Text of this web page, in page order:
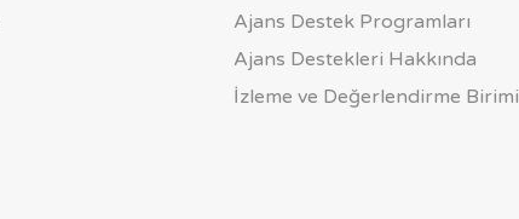
Ajans Destek Programları
Ajans Destekleri Hakkında
İzleme ve Değerlendirme Birimi